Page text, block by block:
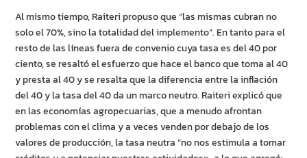
Al mismo tiempo, Raiteri propuso que “las mismas cubran no
solo el 70%, sino la totalidad del implemento”. En tanto para el
resto de las líneas fuera de convenio cuya tasa es del 40 por
ciento, se resaltó el esfuerzo que hace el banco que toma al 40
y presta al 40 y se resalta que la diferencia entre la inflación
del 40 y la tasa del 40 da un marco neutro. Raiteri explicó que
en las economías agropecuarias, que a menudo afrontan
problemas con el clima y a veces venden por debajo de los
valores de producción, la tasa neutra “no nos estimula a tomar